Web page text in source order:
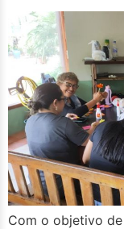
Com o objetivo